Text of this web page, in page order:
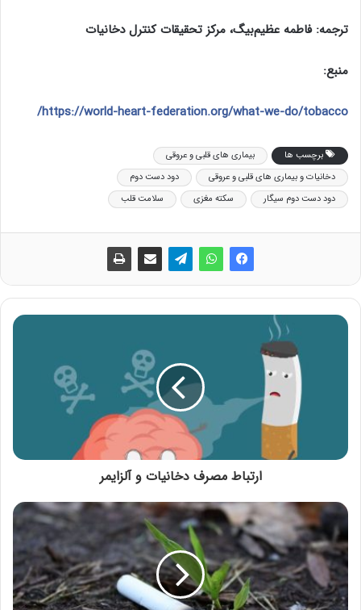
ترجمه: فاطمه عظیم‌بیگ، مرکز تحقیقات کنترل دخانیات
منبع:
https://world-heart-federation.org/what-we-do/tobacco/
برچسب ها
بیماری های قلبی و عروقی
دخانیات و بیماری های قلبی و عروقی
دود دست دوم
دود دست دوم سیگار
سکته مغزی سلامت قلب
ارتباط مصرف دخانیات و آلزایمر